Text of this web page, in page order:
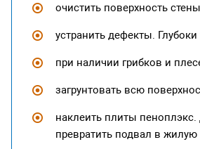
очистить поверхность
устранить дефекты.
при наличии грибков и
загрунтовать всю
наклеить плиты пеноплэкс.
превратить подвал в жилую